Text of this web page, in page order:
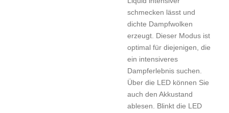
schmecken lässt und
dichte Dampfwolken
erzeugt. Dieser Modus ist
optimal für diejenigen, die
ein intensiveres
Dampferlebnis suchen.
Über die LED können Sie
auch den Akkustand
ablesen. Blinkt die LED